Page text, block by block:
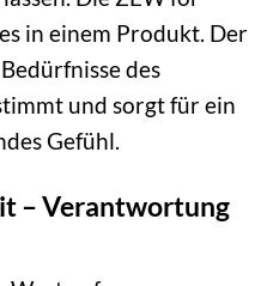
in einem Produkt. Der
des
und sorgt für ein
Gefühl.
– Verantwortung